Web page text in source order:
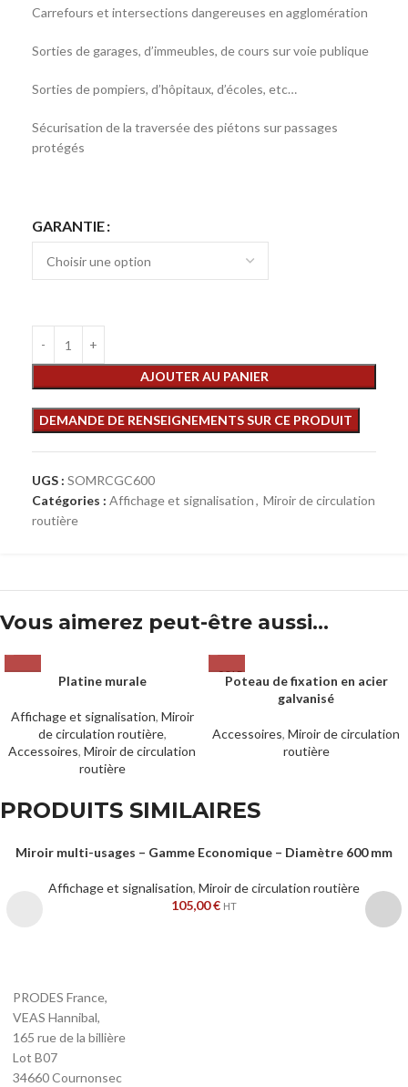
Carrefours et intersections dangereuses en agglomération
Sorties de garages, d’immeubles, de cours sur voie publique
Sorties de pompiers, d’hôpitaux, d’écoles, etc…
Sécurisation de la traversée des piétons sur passages
protégés
GARANTIE
AJOUTER AU PANIER
UGS : SOMRCGC600
Catégories : Affichage et signalisation, Miroir de circulation
routière
Vous aimerez peut-être aussi…
Platine murale
Affichage et signalisation, Miroir
de circulation routière,
Accessoires, Miroir de circulation
routière
SOLD
OUT
Poteau de fixation en acier
galvanisé
Accessoires, Miroir de circulation
routière
PRODUITS SIMILAIRES
Miroir multi-usages – Gamme Economique – Diamètre 600 mm
Affichage et signalisation, Miroir de circulation routière
105,00€ HT
PRODES France,
VEAS Hannibal,
165 rue de la billière
Lot B07
34660 Cournonsec